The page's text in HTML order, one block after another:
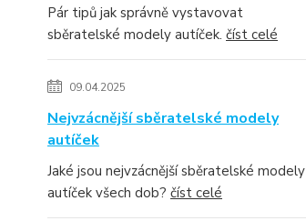
Pár tipů jak správně vystavovat
sběratelské modely autíček. číst celé
09.04.2025
Nejvzácnější sběratelské modely
autíček
Jaké jsou nejvzácnější sběratelské modely
autíček všech dob? číst celé